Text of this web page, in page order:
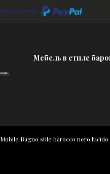
Мебель в стиле
Mobile Bagno stile barocco nero lucido